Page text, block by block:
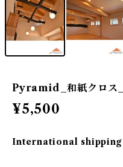
Pyramid_和紙クロス
¥5,500
International